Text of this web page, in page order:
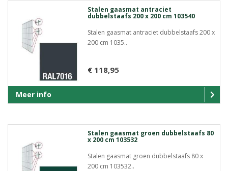
Stalen gaasmat antraciet
dubbelstaafs 200 x 200 cm 103540
Stalen gaasmat antraciet dubbelstaafs 200 x
200 cm 1035..
€ 118,95
Meer info
Stalen gaasmat groen dubbelstaafs 80
x 200 cm 103532
Stalen gaasmat groen dubbelstaafs 80 x
200 cm 103532..